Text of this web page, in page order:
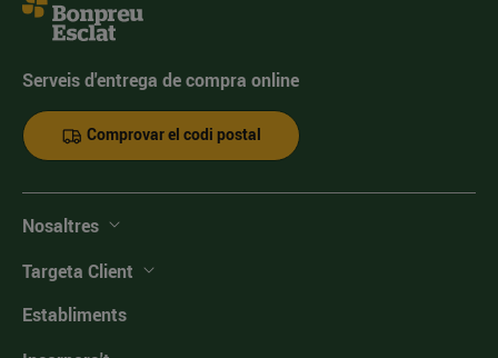
Serveis d'entrega de compra online
Comprovar el codi postal
Nosaltres
Targeta Client
Establiments